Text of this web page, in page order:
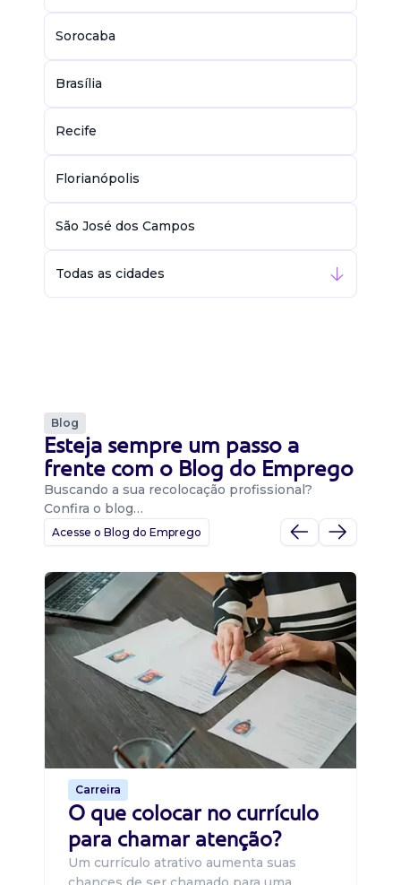
Sorocaba
Brasília
Recife
Florianópolis
São José dos Campos
Todas as cidades
Blog
Esteja sempre um passo a
frente com o Blog do Emprego
Buscando a sua recolocação profissional?
Confira o blog…
Acesse o Blog do Emprego
Carreira
O que colocar no currículo
para chamar atenção?
Um currículo atrativo aumenta suas